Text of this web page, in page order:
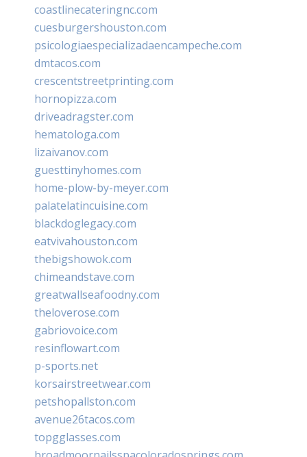
coastlinecateringnc.com
cuesburgershouston.com
psicologiaespecializadaencampeche.com
dmtacos.com
crescentstreetprinting.com
hornopizza.com
driveadragster.com
hematologa.com
lizaivanov.com
guesttinyhomes.com
home-plow-by-meyer.com
palatelatincuisine.com
blackdoglegacy.com
eatvivahouston.com
thebigshowok.com
chimeandstave.com
greatwallseafoodny.com
theloverose.com
gabriovoice.com
resinflowart.com
p-sports.net
korsairstreetwear.com
petshopallston.com
avenue26tacos.com
topgglasses.com